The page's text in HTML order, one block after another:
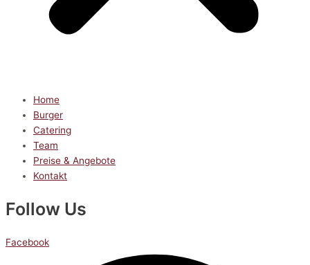
Home
Burger
Catering
Team
Preise & Angebote
Kontakt
Follow Us
Facebook